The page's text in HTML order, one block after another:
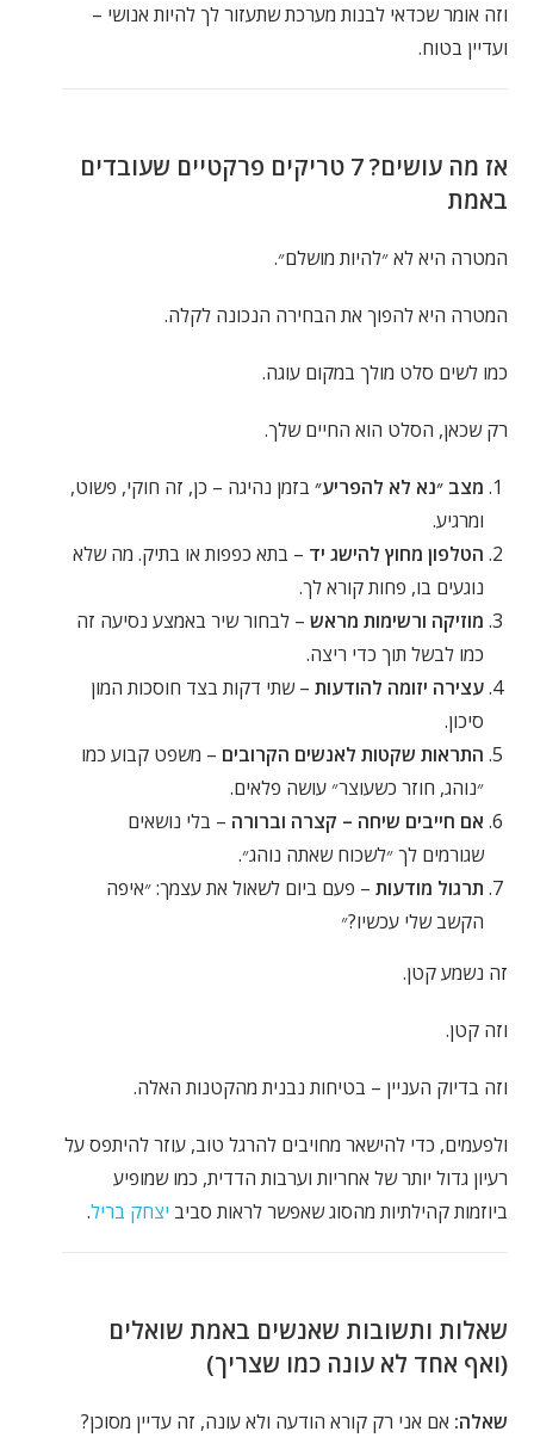
וזה אומר שכדאי לבנות מערכת שתעזור לך להיות אנושי –
ועדיין בטוח.
אז מה עושים? 7 טריקים פרקטיים שעובדים
באמת
המטרה היא לא ״להיות מושלם״.
המטרה היא להפוך את הבחירה הנכונה לקלה.
כמו לשים סלט מולך במקום עוגה.
רק שכאן, הסלט הוא החיים שלך.
מצב ״נא לא להפריע״ בזמן נהיגה – כן, זה חוקי, פשוט,
ומרגיע.
הטלפון מחוץ להישג יד – בתא כפפות או בתיק. מה שלא
נוגעים בו, פחות קורא לך.
מוזיקה ורשימות מראש – לבחור שיר באמצע נסיעה זה
כמו לבשל תוך כדי ריצה.
עצירה יזומה להודעות – שתי דקות בצד חוסכות המון
סיכון.
התראות שקטות לאנשים הקרובים – משפט קבוע כמו
״נוהג, חוזר כשעוצר״ עושה פלאים.
אם חייבים שיחה – קצרה וברורה – בלי נושאים
שגורמים לך ״לשכוח שאתה נוהג״.
תרגול מודעות – פעם ביום לשאול את עצמך: ״איפה
הקשב שלי עכשיו?״
זה נשמע קטן.
וזה קטן.
וזה בדיוק העניין – בטיחות נבנית מהקטנות האלה.
ולפעמים, כדי להישאר מחויבים להרגל טוב, עוזר להיתפס על
רעיון גדול יותר של אחריות וערבות הדדית, כמו שמופיע
ביוזמות קהילתיות מהסוג שאפשר לראות סביב יצחק בריל.
שאלות ותשובות שאנשים באמת שואלים
(ואף אחד לא עונה כמו שצריך)
שאלה: אם אני רק קורא הודעה ולא עונה, זה עדיין מסוכן?